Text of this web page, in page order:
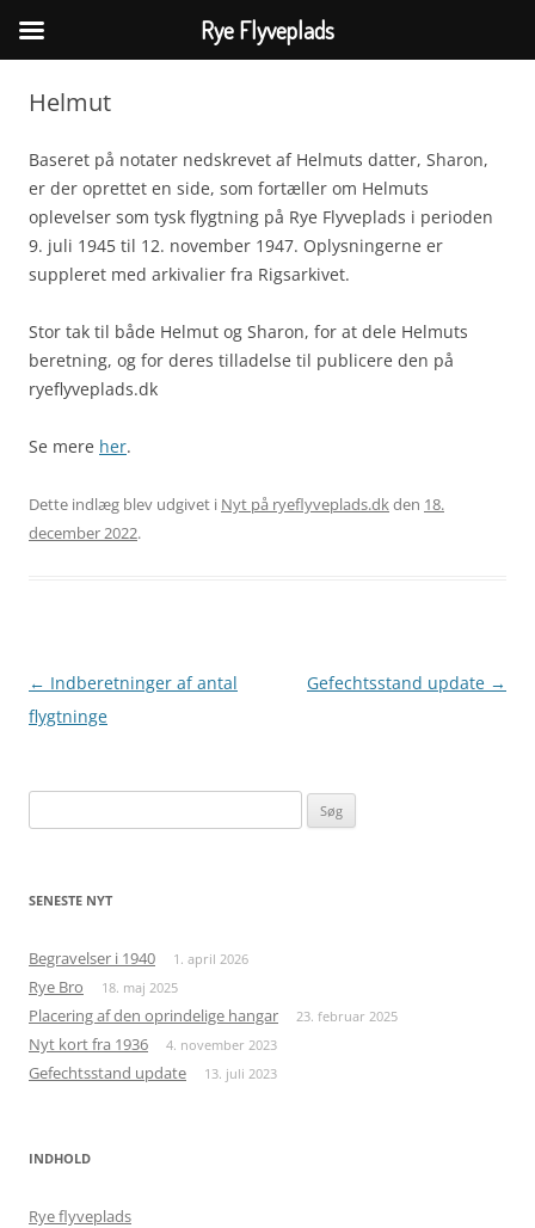
Hop
indhold
Helmut
Baseret på notater nedskrevet af Helmuts datter, Sharon,
er der oprettet en side, som fortæller om Helmuts
oplevelser som tysk flygtning på Rye Flyveplads i perioden
9. juli 1945 til 12. november 1947. Oplysningerne er
suppleret med arkivalier fra Rigsarkivet.
Stor tak til både Helmut og Sharon, for at dele Helmuts
beretning, og for deres tilladelse til publicere den på
ryeflyveplads.dk
Se mere her.
Dette indlæg blev udgivet i Nyt på ryeflyveplads.dkden 18.
december 2022.
Indlægsnavigation
← Indberetninger af antal
flygtninge
Gefechtsstand update →
efter:
SENESTE NYT
Begravelser i 1940 1. april 2026
Rye Bro 18. maj 2025
Placering af den oprindelige hangar 23. februar 2025
Nyt kort fra 1936 4. november 2023
Gefechtsstand update 13. juli 2023
INDHOLD
Rye flyveplads
Rye Flyveplads